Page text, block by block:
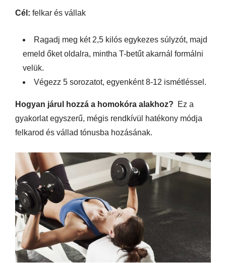
Cél: felkar és vállak
Ragadj meg két 2,5 kilós egykezes súlyzót, majd
emeld őket oldalra, mintha T-betűt akarnál formálni
velük.
Végezz 5 sorozatot, egyenként 8-12 ismétléssel.
Hogyan járul hozzá a homokóra alakhoz?
Ez a
gyakorlat egyszerű, mégis rendkívül hatékony módja
felkarod és vállad tónusba hozásának.